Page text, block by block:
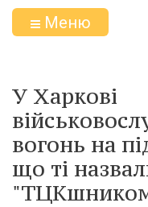
Меню
У Харкові
вогонь на
що ті